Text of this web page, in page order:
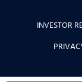
Con Roberto De
INVESTOR